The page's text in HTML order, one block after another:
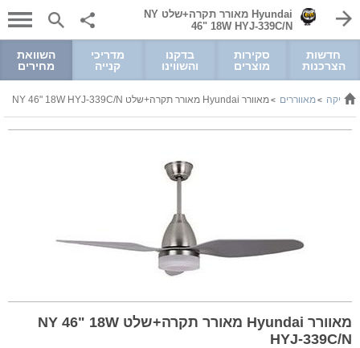
Hyundai מאורר תקרה+שלט NY
46" 18W HYJ-339C/N
חדשות
הצרכנות
סקירות
מוצרים
בדקנו
והשווינו
מדריכי
קנייה
השוואת
מחירים
>מאווררים >מאוורר Hyundai מאורר תקרה+שלט NY 46" 18W HYJ-339C/N
מאוורר Hyundai מאורר תקרה+שלט NY 46" 18W
HYJ-339C/N